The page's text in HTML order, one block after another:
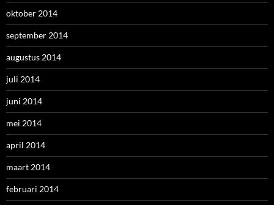
oktober 2014
september 2014
augustus 2014
juli 2014
juni 2014
mei 2014
april 2014
maart 2014
februari 2014